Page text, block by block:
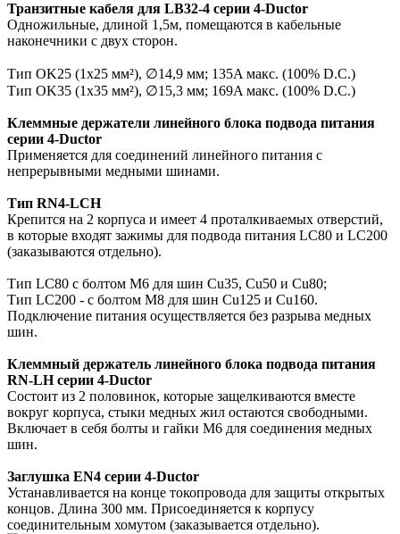
Транзитные кабеля для LB32-4 серии 4-Ductor
Одножильные, длиной 1,5м, помещаются в кабельные
наконечники с двух сторон.
Тип OK25 (1x25 мм²), ∅14,9 мм; 135A макс. (100% D.C.)
Тип OK35 (1x35 мм²), ∅15,3 мм; 169A макс. (100% D.C.)
Клеммные держатели линейного блока подвода питания
серии 4-Ductor
Применяется для соединений линейного питания с
непрерывными медными шинами.
Тип RN4-LCH
Крепится на 2 корпуса и имеет 4 проталкиваемых отверстий,
в которые входят зажимы для подвода питания LC80 и LC200
(заказываются отдельно).
Тип LC80 с болтом М6 для шин Cu35, Cu50 и Cu80;
Тип LC200 - с болтом М8 для шин Cu125 и Cu160.
Подключение питания осуществляется без разрыва медных
шин.
Клеммный держатель линейного блока подвода питания
RN-LHсерии 4-Ductor
Состоит из 2 половинок, которые защелкиваются вместе
вокруг корпуса, стыки медных жил остаются свободными.
Включает в себя болты и гайки М6 для соединения медных
шин.
Заглушка EN4 серии 4-Ductor
Устанавливается на конце токопровода для защиты открытых
концов. Длина 300 мм. Присоединяется к корпусу
соединительным хомутом (заказывается отдельно).